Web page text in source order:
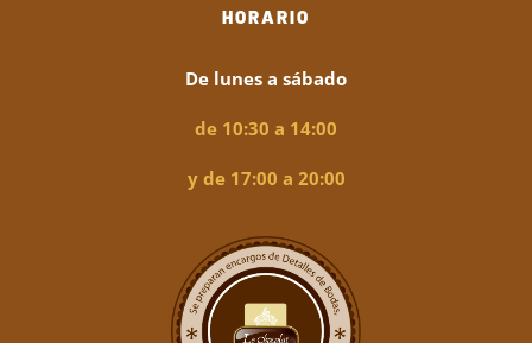
HORARIO
De lunes a sábado
de 10:30 a 14:00
y de 17:00 a 20:00